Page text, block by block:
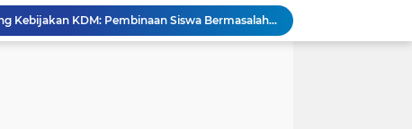
Agraria Institute Dukung Kebijakan KDM: Pembinaan Siswa Bermasalah di Barak Militer, Langkah Nyata Tanggapi Fenomena Degradasi Karakter
Ketua DPC PTI Cianjur: Bantu Program Asta Cita Pemerintah dalam Dunia Pertanian